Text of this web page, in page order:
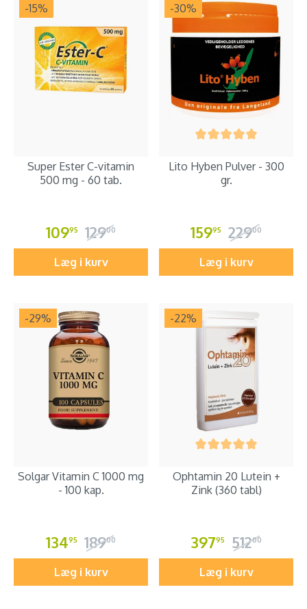
-15%
Super Ester C-vitamin
500 mg - 60 tab.
10995 12900
Læg i kurv
-30%
Lito Hyben Pulver - 300
gr.
15995 22900
Læg i kurv
-29%
Solgar Vitamin C 1000 mg
- 100 kap.
13495 18900
Læg i kurv
-22%
Ophtamin 20 Lutein +
Zink (360 tabl)
39795 51200
Læg i kurv